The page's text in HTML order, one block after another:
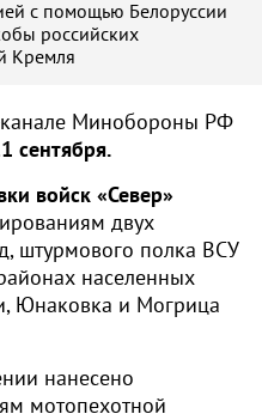
с помощью Белоруссии
российских
Кремля
Минобороны РФ
сентября.
войск «Север»
двух
штурмового полка ВСУ
населенных
Юнаковка и Могрица
нанесено
мотопехотной